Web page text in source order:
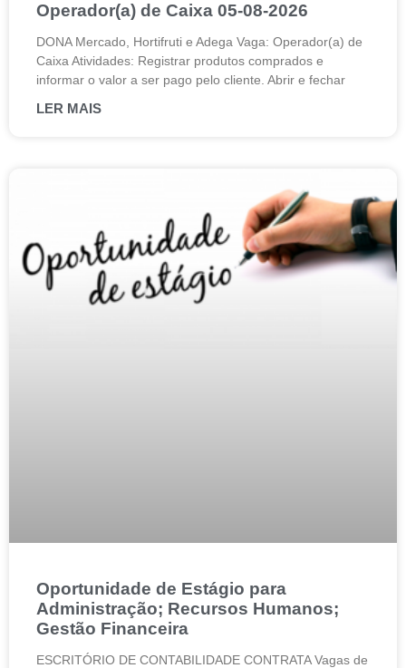
Operador(a) de Caixa 05-08-2026
DONA Mercado, Hortifruti e Adega Vaga: Operador(a) de
Caixa Atividades: Registrar produtos comprados e
informar o valor a ser pago pelo cliente. Abrir e fechar
LER MAIS
Oportunidade de Estágio para
Administração; Recursos Humanos;
Gestão Financeira
ESCRITÓRIO DE CONTABILIDADE CONTRATA Vagas de